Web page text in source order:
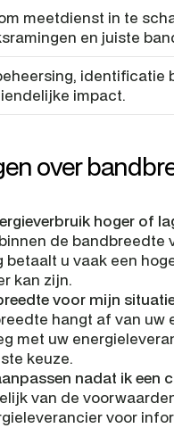
meetdienst in te
en juiste
identificatie
impact.
over
hoger of
de bandbreedte
u vaak een
kan zijn.
voor mijn
hangt af van uw
met uw
keuze.
nadat ik een
van de
voor